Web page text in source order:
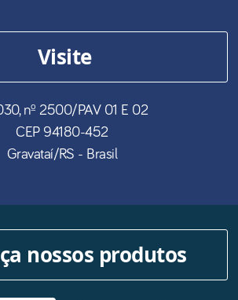
Visite
nº 2500/PAV 01 E 02
CEP 94180-452
Gravataí/RS - Brasil
nossos produtos